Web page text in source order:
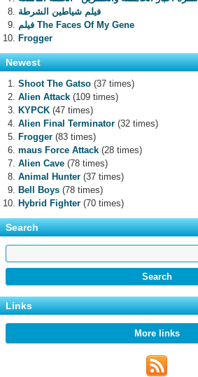
فيلم شياطين الشرطة
فيلم The Faces Of My Gene
Frogger
Newest
Shoot The Gatso (37 times)
Alien Attack (109 times)
KYPCK (47 times)
Alien Final Terminator (32 times)
Frogger (83 times)
maus Force Attack (28 times)
Alien Cave (78 times)
Animal Hunter (37 times)
Bell Boys (78 times)
Hybrid Fighter (70 times)
Search
Links
More links